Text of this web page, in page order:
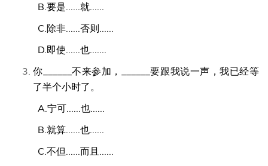
B.要是......就......
C.除非......否则......
D.即使......也.......
你______不来参加，______要跟我说一声，我已经等
了半个小时了。
A.宁可......也......
B.就算......也......
C.不但......而且......